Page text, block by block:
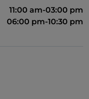
11:00 am-03:00 pm
06:00 pm-10:30 pm